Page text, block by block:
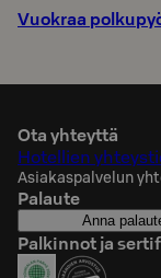
Vuokraa
Ota yhteyttä
Hotellien
Asiakaspalvelun
Palaute
Anna
Palkinnot ja